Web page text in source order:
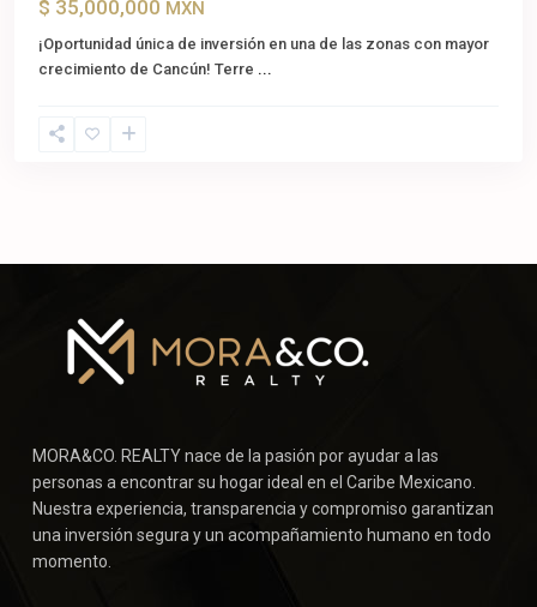
$ 35,000,000 MXN
¡Oportunidad única de inversión en una de las zonas con mayor
crecimiento de Cancún! Terre ...
MORA&CO. REALTY nace de la pasión por ayudar a las
personas a encontrar su hogar ideal en el Caribe Mexicano.
Nuestra experiencia, transparencia y compromiso garantizan
una inversión segura y un acompañamiento humano en todo
momento.